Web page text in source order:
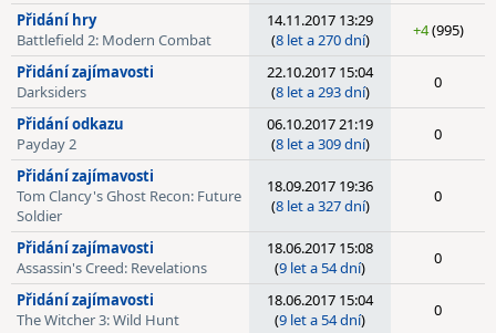
Přidání hry
Battlefield 2: Modern Combat
14.11.2017 13:29
(8 let a 270 dní) +4(995)
Přidání zajímavosti
Darksiders
22.10.2017 15:04
(8 let a 293 dní) 0
Přidání odkazu
Payday 2
06.10.2017 21:19
(8 let a 309 dní) 0
Přidání zajímavosti
Tom Clancy's Ghost Recon: Future
Soldier
18.09.2017 19:36
(8 let a 327 dní) 0
Přidání zajímavosti
Assassin's Creed: Revelations
18.06.2017 15:08
(9 let a 54 dní) 0
Přidání zajímavosti
The Witcher 3: Wild Hunt
18.06.2017 15:04
(9 let a 54 dní) 0